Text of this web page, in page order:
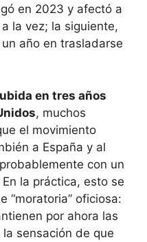
en 2023 y afectó a
la vez; la siguiente,
año en trasladarse
en tres años
, muchos
el movimiento
a España y al
con un
la práctica, esto se
“moratoria” oficiosa:
por ahora las
sensación de que